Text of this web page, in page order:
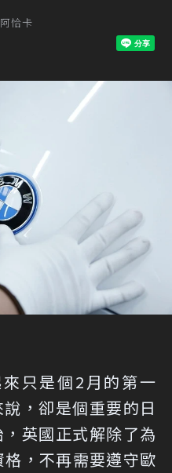
恰卡
只是個2月的第一
，卻是個重要的日
英國正式解除了為
，不再需要遵守歐